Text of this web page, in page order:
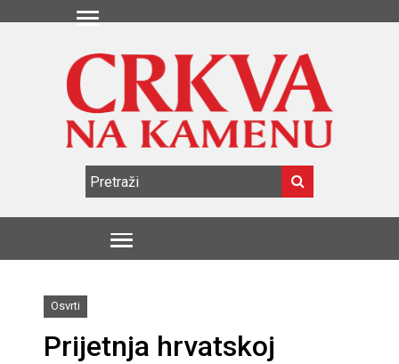
Osvrti
Prijetnja hrvatskoj